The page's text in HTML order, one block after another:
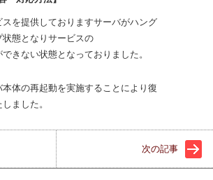
スを提供しておりますサーバがハング
状態となりサービスの
きない状態となっておりました。
本体の再起動を実施することにより復
しました。
次の記事